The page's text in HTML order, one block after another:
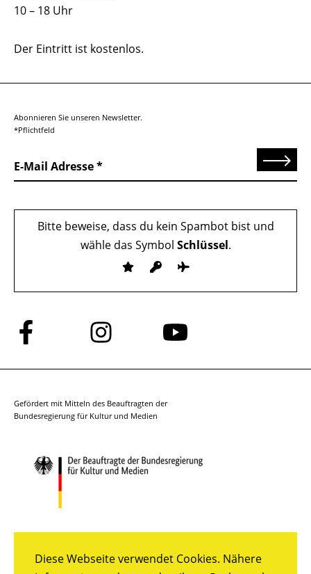
Diese Webseite verwendet Cookies. Nähere
10 – 18 Uhr
Der Eintritt ist kostenlos.
Abonnieren Sie unseren Newsletter.
*Pflichtfeld
E-Mail Adresse Senden
Bitte beweise, dass du kein Spambot bist und
wähle das Symbol Schlüssel.
Folge
uns
auf
Folge
uns
auf
Folge
auf
Gefördert mit Mitteln des Beauftragten der
Bundesregierung für Kultur und Medien